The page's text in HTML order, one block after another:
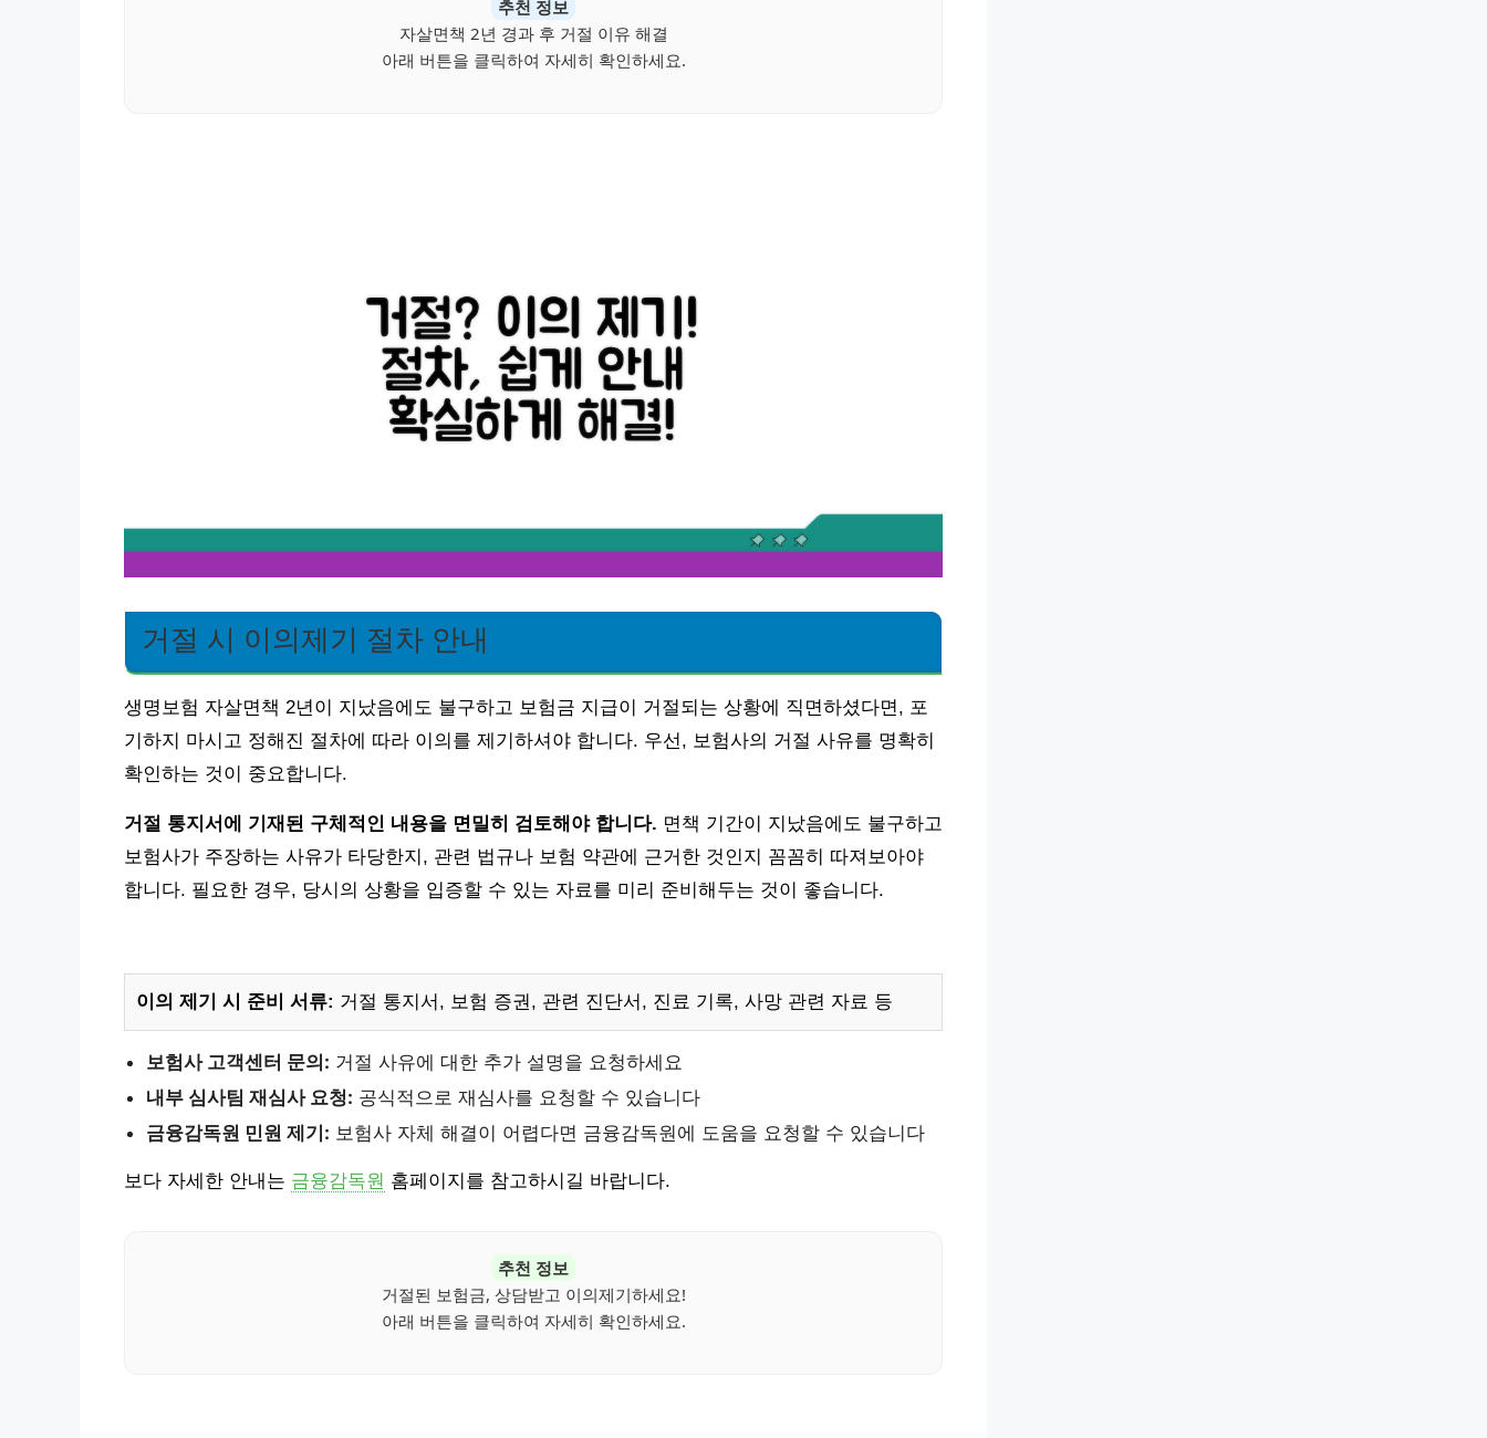
추천 정보
자살면책 2년 경과 후 거절 이유 해결
아래 버튼을 클릭하여 자세히 확인하세요.
거절 시 이의제기 절차 안내
생명보험 자살면책 2년이 지났음에도 불구하고 보험금 지급이 거절되는 상황에 직면하셨다면, 포
기하지 마시고 정해진 절차에 따라 이의를 제기하셔야 합니다. 우선, 보험사의 거절 사유를 명확히
확인하는 것이 중요합니다.
거절 통지서에 기재된 구체적인 내용을 면밀히 검토해야 합니다. 면책 기간이 지났음에도 불구하고
보험사가 주장하는 사유가 타당한지, 관련 법규나 보험 약관에 근거한 것인지 꼼꼼히 따져보아야
합니다. 필요한 경우, 당시의 상황을 입증할 수 있는 자료를 미리 준비해두는 것이 좋습니다.
이의 제기 시 준비 서류: 거절 통지서, 보험 증권, 관련 진단서, 진료 기록, 사망 관련 자료 등
보험사 고객센터 문의: 거절 사유에 대한 추가 설명을 요청하세요
내부 심사팀 재심사 요청: 공식적으로 재심사를 요청할 수 있습니다
금융감독원 민원 제기: 보험사 자체 해결이 어렵다면 금융감독원에 도움을 요청할 수 있습니다
보다 자세한 안내는 금융감독원 홈페이지를 참고하시길 바랍니다.
추천 정보
거절된 보험금, 상담받고 이의제기하세요!
아래 버튼을 클릭하여 자세히 확인하세요.